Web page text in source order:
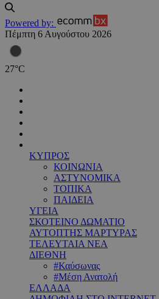
Powered by:
Πέμπτη 6 Αυγούστου 2026
27°C
ΚΥΠΡΟΣ
ΚΟΙΝΩΝΙΑ
ΑΣΤΥΝΟΜΙΚΑ
ΤΟΠΙΚΑ
ΠΑΙΔΕΙΑ
ΥΓΕΙΑ
ΣΚΟΤΕΙΝΟ ΔΩΜΑΤΙΟ
ΑΥΤΟΠΤΗΣ ΜΑΡΤΥΡΑΣ
ΤΕΛΕΥΤΑΙΑ ΝΕΑ
ΔΙΕΘΝΗ
#Καύσωνας
#Μέση Ανατολή
ΕΛΛΑΔΑ